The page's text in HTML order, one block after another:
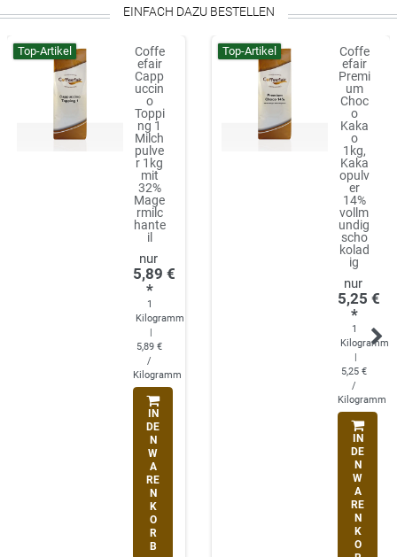
EINFACH DAZU BESTELLEN
Top-Artikel
Coffe
efair
Capp
uccin
o
Toppi
ng 1
Milch
pulve
r 1kg
mit
32%
Mage
rmilc
hante
il
5,89 €
*
1
Kilogramm
|
5,89 €
/
Kilogramm
IN
DE
N
W
A
RE
N
K
O
R
B
Top-Artikel
Coffe
efair
Premi
um
Choc
o
Kaka
o
1kg,
Kaka
opulv
er
14%
vollm
undig
scho
kolad
ig
5,25 €
*
1
Kilogramm
|
5,25 €
/
Kilogramm
IN
DE
N
W
A
RE
N
K
O